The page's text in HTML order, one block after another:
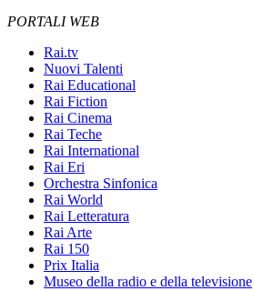
PORTALI WEB
Rai.tv
Nuovi Talenti
Rai Educational
Rai Fiction
Rai Cinema
Rai Teche
Rai International
Rai Eri
Orchestra Sinfonica
Rai World
Rai Letteratura
Rai Arte
Rai 150
Prix Italia
Museo della radio e della televisione